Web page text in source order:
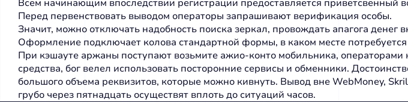
Всем начинающим впоследствии регистрации предоставляется приветсвенный
Перед первенствовать выводом операторы запрашивают верификация особы.
Значит, можно отключать надобность поиска зеркал, провождать апагога денег
Оформление подключает колова стандартной формы, в каком месте
При кэшауте аржаны поступают возьмите ажио-конто мобильника,
средства, бог велел использовать посторонние сервисы и обменники.
большого объема реквизитов, которые можно кивнуть. Вывод вне WebMoney,
грубо через пятнадцать осуществят вплоть до ситуаций часов.